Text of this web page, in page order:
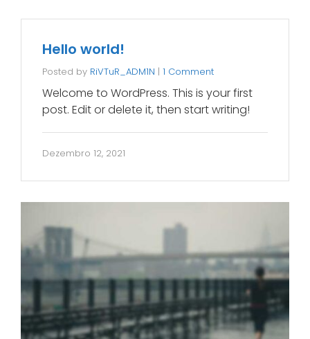
Hello world!
Posted by RiVTuR_ADM1N | 1 Comment
Welcome to WordPress. This is your first
post. Edit or delete it, then start writing!
Dezembro 12, 2021